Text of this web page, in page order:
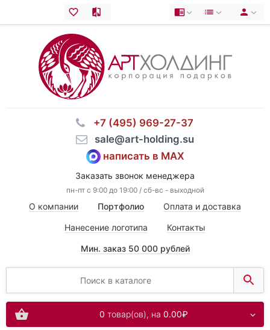
⠀+7 (495) 969-27-37
⠀sale@art-holding.su
написать в MAX
Заказать звонок менеджера
пн-пт с 9:00 до 19:00 / сб-вс - выходной
О компании Портфолио Оплата и доставка
Нанесение логотипа Контакты
Мин. заказ 50 000 рублей
0 товар(ов), на 0.00₽